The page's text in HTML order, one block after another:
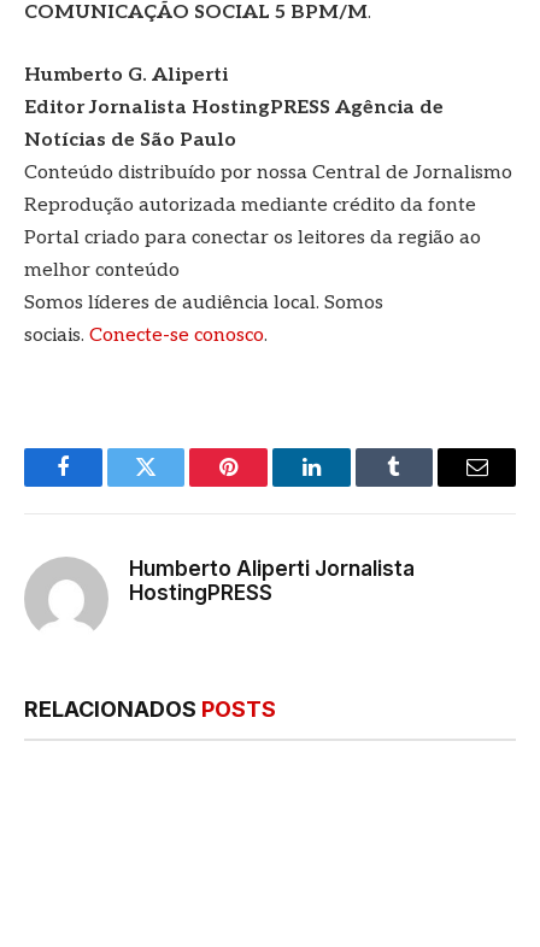
COMUNICAÇÃO SOCIAL 5 BPM/M.
Humberto G. Aliperti
Editor Jornalista HostingPRESS Agência de
Notícias de São Paulo
Conteúdo distribuído por nossa Central de Jornalismo
Reprodução autorizada mediante crédito da fonte
Portal criado para conectar os leitores da região ao
melhor conteúdo
Somos líderes de audiência local. Somos
sociais. Conecte-se conosco.
FacebookTwitter Pinterest LinkedInTumblr
E-
Humberto Aliperti Jornalista
HostingPRESS
RELACIONADOS POSTS